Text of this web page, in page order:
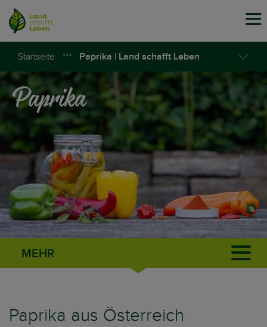
Startseite Paprika | Land schafft Leben
Paprika
MEHR
Paprika aus Österreich